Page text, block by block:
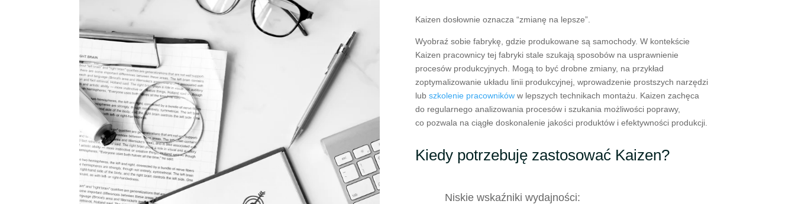
Kaizen dosłownie oznacza “zmianę na lepsze”.
Wyobraź sobie fabrykę, gdzie produkowane są samochody. W kontekście
Kaizen pracownicy tej fabryki stale szukają sposobów na usprawnienie
procesów produkcyjnych. Mogą to być drobne zmiany, na przykład
zoptymalizowanie układu linii produkcyjnej, wprowadzenie prostszych narzędzi
lub szkolenie pracowników w lepszych technikach montażu. Kaizen zachęca
do regularnego analizowania procesów i szukania możliwości poprawy,
co pozwala na ciągłe doskonalenie jakości produktów i efektywności produkcji.
Kiedy potrzebuję zastosować Kaizen?
Niskie wskaźniki wydajności: